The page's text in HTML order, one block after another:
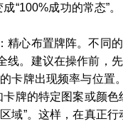
“100%成功的常态”。
精心布置牌阵。不同
线。建议在操作前，
卡牌出现频率与位置
卡牌的特定图案或颜
域”。这样，在真正行